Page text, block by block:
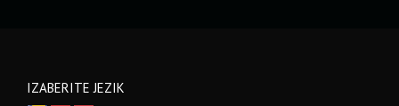
IZABERITE JEZIK